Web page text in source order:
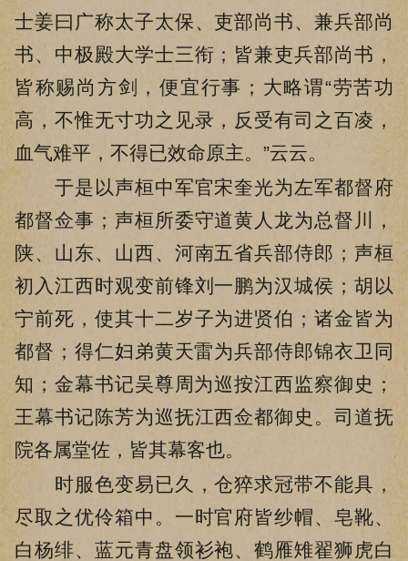
士姜曰广称太子太保、吏部尚书、兼兵部尚
书、中极殿大学士三衔；皆兼吏兵部尚书，
皆称赐尚方剑，便宜行事；大略谓“劳苦功
高，不惟无寸功之见录，反受有司之百凌，
血气难平，不得已效命原主。”云云。
于是以声桓中军官宋奎光为左军都督府
都督佥事；声桓所委守道黄人龙为总督川，
陕、山东、山西、河南五省兵部侍郎；声桓
初入江西时观变前锋刘一鹏为汉城侯；胡以
宁前死，使其十二岁子为进贤伯；诸金皆为
都督；得仁妇弟黄天雷为兵部侍郎锦衣卫同
知；金幕书记吴尊周为巡按江西监察御史；
王幕书记陈芳为巡抚江西佥都御史。司道抚
院各属堂佐，皆其幕客也。
时服色变易已久，仓猝求冠带不能具，
尽取之优伶箱中。一时官府皆纱帽、皂靴、
白杨绯、蓝元青盘领衫袍、鹤雁雉翟狮虎白